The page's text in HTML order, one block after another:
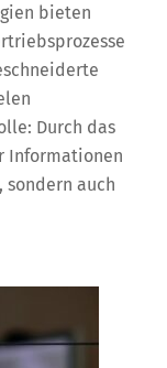
bieten
Durch das
Informationen
sondern auch